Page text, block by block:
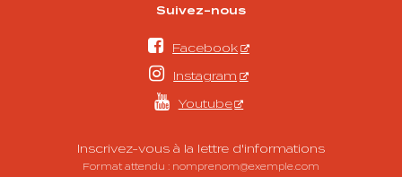
Suivez-nous
 Facebook
 Instagram
 Youtube
Inscrivez-vous à la lettre d'informations
Format attendu : nomprenom@exemple.com